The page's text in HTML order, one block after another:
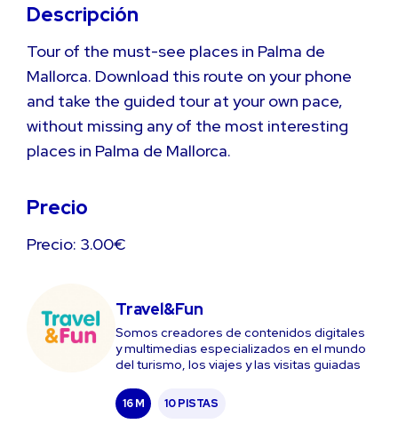
Descripción
Tour of the must-see places in Palma de
Mallorca. Download this route on your phone
and take the guided tour at your own pace,
without missing any of the most interesting
places in Palma de Mallorca.
Precio
Precio: 3.00€
Travel&Fun
Somos creadores de contenidos digitales
y multimedias especializados en el mundo
del turismo, los viajes y las visitas guiadas
16 M 10 PISTAS